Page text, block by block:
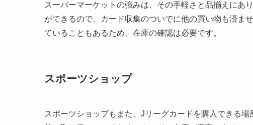
スーパーマーケットの強みは、その手軽さと品揃えにあ
ができるので、カード収集のついでに他の買い物も済ま
ていることもあるため、在庫の確認は必要です。
スポーツショップ
スポーツショップもまた、Jリーグカードを購入できる